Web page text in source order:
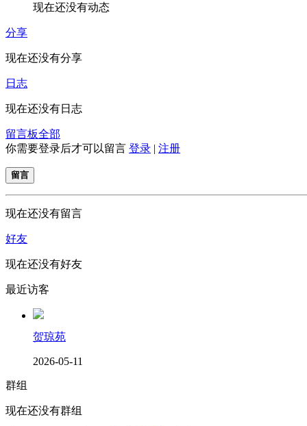
现在还没有动态
分享
现在还没有分享
日志
现在还没有日志
留言板全部
你需要登录后才可以留言 登录 | 注册
留言
现在还没有留言
好友
现在还没有好友
最近访客
贺琼苑
2026-05-11
群组
现在还没有群组